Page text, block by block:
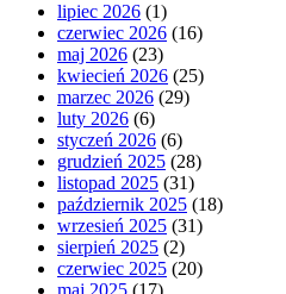
lipiec 2026 (1)
czerwiec 2026 (16)
maj 2026 (23)
kwiecień 2026 (25)
marzec 2026 (29)
luty 2026 (6)
styczeń 2026 (6)
grudzień 2025 (28)
listopad 2025 (31)
październik 2025 (18)
wrzesień 2025 (31)
sierpień 2025 (2)
czerwiec 2025 (20)
maj 2025 (17)